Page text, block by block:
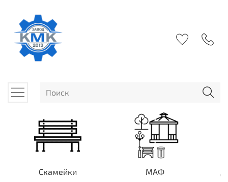
Скамейки МАФ